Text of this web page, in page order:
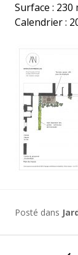
Surface : 230
Calendrier :
Posté dans